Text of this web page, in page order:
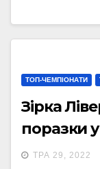
ТОП-ЧЕМПІОНАТИ
Зірка
поразки
ТРА 29, 2022